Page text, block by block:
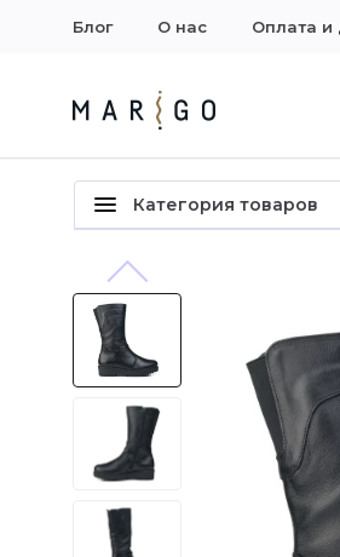
Блог О нас Оплата и
Категория товаров